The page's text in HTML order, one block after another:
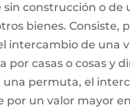
sin construcción o de
bienes. Consiste,
intercambio de una
por casas o cosas y
una permuta, el
por un valor mayor